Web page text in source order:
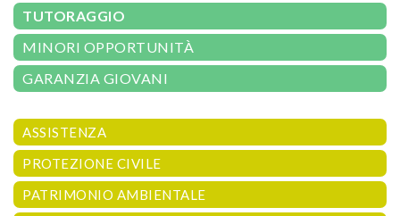
TUTORAGGIO
MINORI OPPORTUNITÀ
GARANZIA GIOVANI
ASSISTENZA
PROTEZIONE CIVILE
PATRIMONIO AMBIENTALE